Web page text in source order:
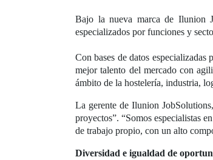
Bajo la nueva marca de Ilunion
especializados por funciones y
Con bases de datos
mejor talento del mercado con
ámbito de la hostelería, industria,
La gerente de Ilunion
proyectos”. “Somos especialistas
de trabajo propio, con un alto
Diversidad e igualdad de